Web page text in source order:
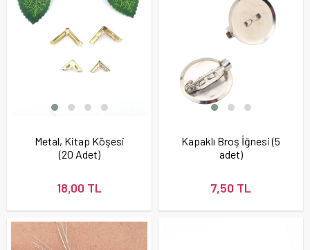
Metal, Kitap Köşesi
(20 Adet)
18,00 TL
Kapaklı Broş İğnesi (5
adet)
7,50 TL